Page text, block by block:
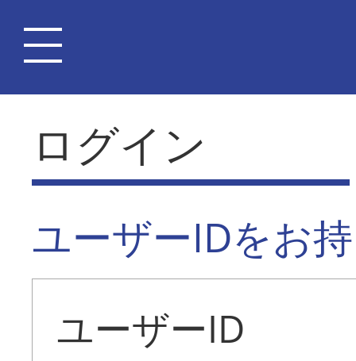
ログイン
ユーザーIDをお
ユーザーID